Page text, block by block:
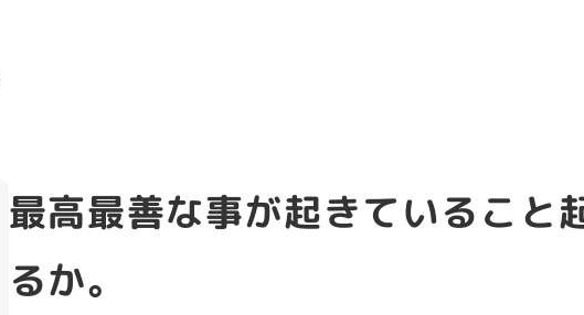
最高最善な事が起きていること
るか。